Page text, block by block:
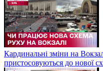
Кардинальні зміни на
пристосовуються до нової